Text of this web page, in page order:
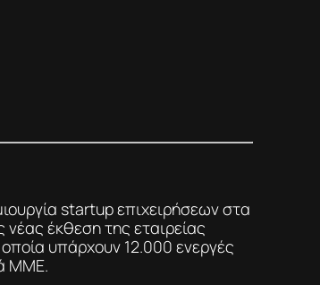
startup επιχειρήσεων στα
έκθεση της εταιρείας
υπάρχουν 12.000 ενεργές
ΜΜΕ.